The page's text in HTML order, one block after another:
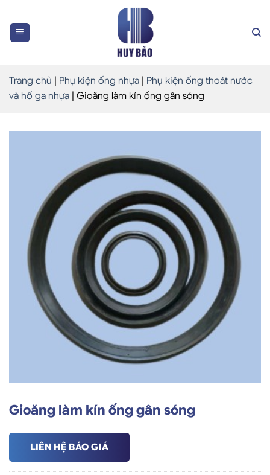
content
Trang chủ Phụ kiện ống nhựa
Phụ kiện ống thoát nước
và hố ga nhựa Gioăng làm kín ống gân sóng
Gioăng làm kín ống gân sóng
LIÊN HỆ BÁO GIÁ